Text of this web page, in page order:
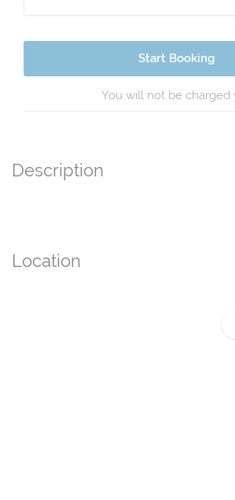
Start Booking
You will not be charged
Description
Location